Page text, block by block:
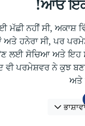
ਆਓ ਇੱਕ
ਮੱਛੀ ਨਹੀਂ ਸੀ, ਅਕਾਸ਼
ਅਤੇ ਹਨੇਰਾ ਸੀ, ਪਰ
ਲਈ ਸੋਚਿਆ ਅਤੇ ਇਹ
ਵੀ ਪਰਮੇਸ਼ਵਰ ਨੇ ਕੁਝ
ਅਤੇ